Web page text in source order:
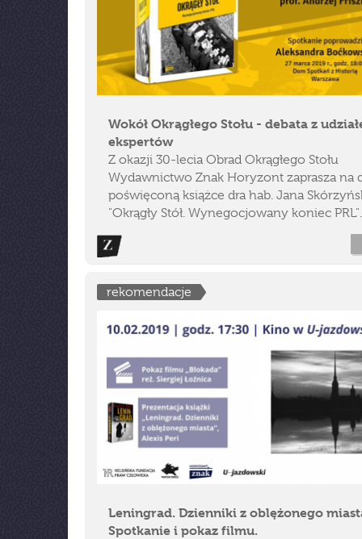
Wokół Okrągłego Stołu - debata z
ekspertów
Z okazji 30-lecia Obrad Okrągłego Stołu
Wydawnictwo Znak Horyzont zaprasza na
poświęconą książce dra hab. Jana
"Okrągły Stół. Wynegocjowany koniec PRL".
rekomendacje
Leningrad. Dzienniki z oblężonego
Spotkanie i pokaz filmu.